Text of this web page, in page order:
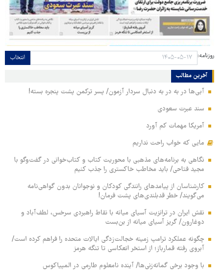
روزنامه: انتخاب
آخرین مطالب
آبی‌ها در به در به دنبال سردار آزمون/ پسر ترکمن پشت پنجره بسته!
سند عبرت سعودی
آمریکا مهمات کم آورد
مایی که خواب راحت نداریم
نگاهی به برنامه‌های مذهبی با محوریت کتاب و کتاب‌خوانی در گفت‌وگو با
مجید فتاحی/ باید مخاطب خاکستری را جذب کنیم
کارشناسان از پیامدهای رانندگی کودکان و نوجوانان بدون گواهی‌نامه
می‌گویند/ خطر قدبلندی‌های پشت فرمان!
نقش ایران در ترانزیت آسیای میانه با نقاط راهبردی سرخس، لطف‌آباد و
دوغارون/ گریز آسیای میانه از بن‌بست
چگونه عملکرد ترامپ زمینه خجالت‌زدگی ایالات متحده را فراهم کرده است/
آبروی رفته قمارباز؛ از استخر انعکاسی تا تنگه هرمز
با وجود برخی گمانه‌زنی‌ها/ آینده نامعلوم طارمی در المپیاکوس